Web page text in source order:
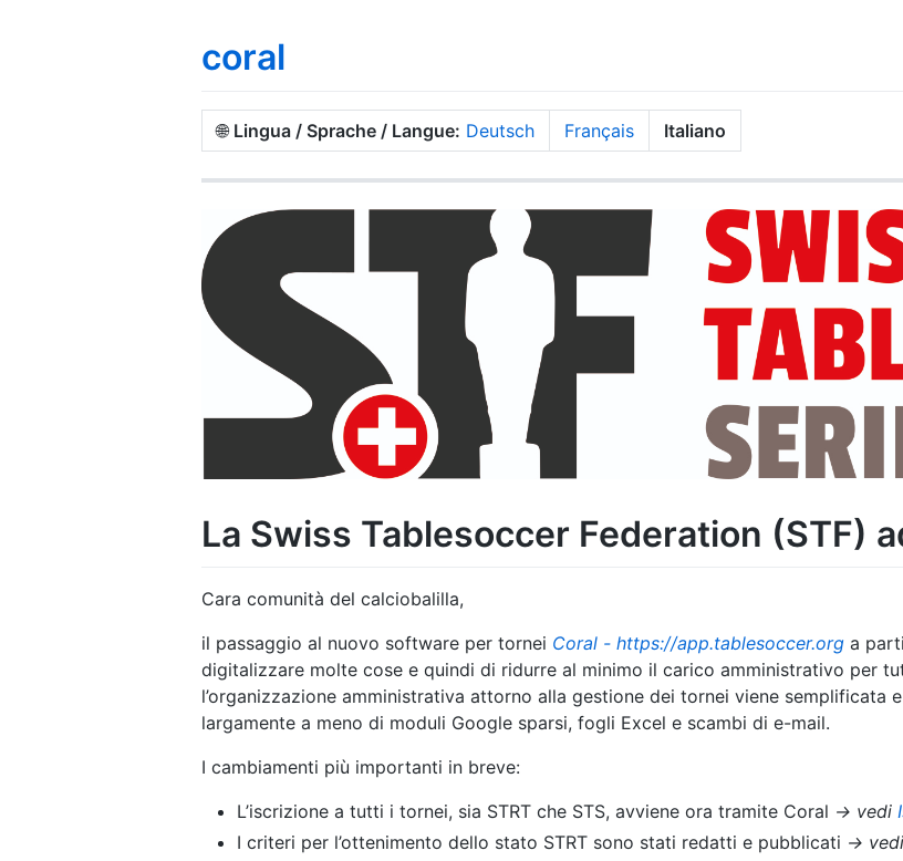
coral
🌐 Lingua / Sprache / Langue: Deutsch Français Italiano
La Swiss Tablesoccer Federation (STF)
Cara comunità del calciobalilla,
il passaggio al nuovo software per tornei Coral - https://app.tablesoccer.org a
digitalizzare molte cose e quindi di ridurre al minimo il carico amministrativo per
l’organizzazione amministrativa attorno alla gestione dei tornei viene
largamente a meno di moduli Google sparsi, fogli Excel e scambi di e-mail.
I cambiamenti più importanti in breve:
L’iscrizione a tutti i tornei, sia STRT che STS, avviene ora tramite Coral → vedi
I criteri per l’ottenimento dello stato STRT sono stati redatti e pubblicati → vedi